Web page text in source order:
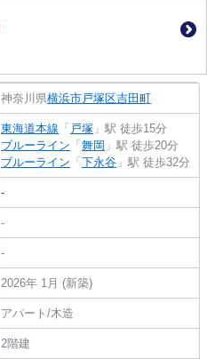
神奈川県横浜市戸塚区吉田町
東海道本線 「 戸塚 」駅 徒歩15分
ブルーライン 「 舞岡 」駅 徒歩20分
ブルーライン 「 下永谷 」駅 徒歩32分
-
-
-
2026年 1月 (新築)
アパート/木造
2階建